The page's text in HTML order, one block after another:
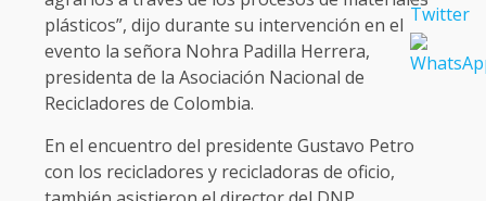
plásticos”, dijo durante su intervención en el
evento la señora Nohra Padilla Herrera,
presidenta de la Asociación Nacional de
Recicladores de Colombia.
En el encuentro del presidente Gustavo Petro
con los recicladores y recicladoras de oficio,